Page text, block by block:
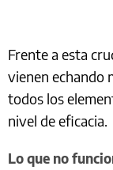
Frente a esta
vienen echando
todos los
nivel de eficacia.
Lo que no